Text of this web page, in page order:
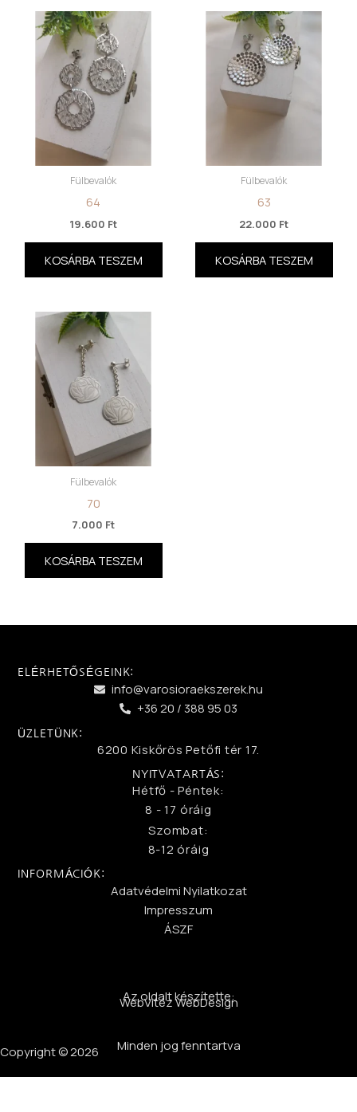
Fülbevalók
64
19.600 Ft
KOSÁRBA TESZEM
Fülbevalók
63
22.000 Ft
KOSÁRBA TESZEM
Fülbevalók
70
7.000 Ft
KOSÁRBA TESZEM
ELÉRHETŐSÉGEINK:
info@varosioraekszerek.hu
+36 20 / 388 95 03
ÜZLETÜNK:
6200 Kiskőrös Petőfi tér 17.
NYITVATARTÁS:
Hétfő - Péntek:
8 - 17 óráig
Szombat:
8-12 óráig
INFORMÁCIÓK:
Adatvédelmi Nyilatkozat
Impresszum
ÁSZF
Az oldalt készítette:
WebVitéz WebDesign
Minden jog fenntartva
Copyright © 2026